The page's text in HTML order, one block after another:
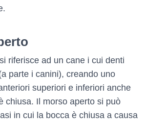
riferisce ad un cane i cui denti
parte i canini), creando uno
superiori e inferiori anche
chiusa. Il morso aperto si può
in cui la bocca è chiusa a causa